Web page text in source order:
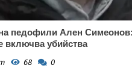
педофили Ален
включва убийства
68 0